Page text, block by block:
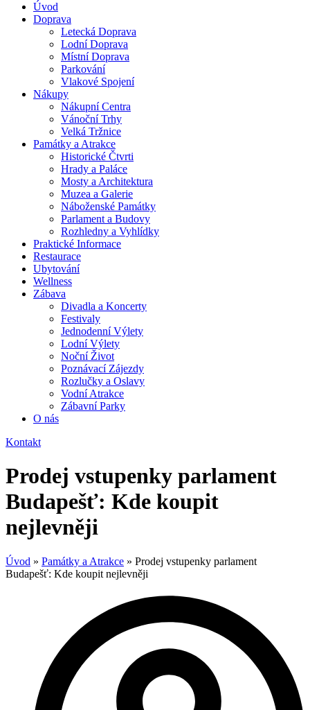
Úvod
Doprava
Letecká Doprava
Lodní Doprava
Místní Doprava
Parkování
Vlakové Spojení
Nákupy
Nákupní Centra
Vánoční Trhy
Velká Tržnice
Památky a Atrakce
Historické Čtvrti
Hrady a Paláce
Mosty a Architektura
Muzea a Galerie
Náboženské Památky
Parlament a Budovy
Rozhledny a Vyhlídky
Praktické Informace
Restaurace
Ubytování
Wellness
Zábava
Divadla a Koncerty
Festivaly
Jednodenní Výlety
Lodní Výlety
Noční Život
Poznávací Zájezdy
Rozlučky a Oslavy
Vodní Atrakce
Zábavní Parky
O nás
Kontakt
Prodej vstupenky parlament
Budapešť: Kde koupit
nejlevněji
Úvod » Památky a Atrakce » Prodej vstupenky parlament
Budapešť: Kde koupit nejlevněji